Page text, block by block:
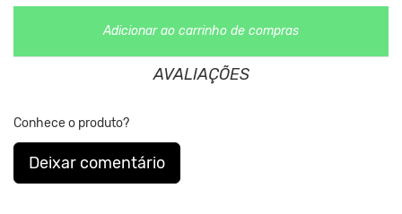
Adicionar ao carrinho de compras
AVALIAÇÕES
Conhece o produto?
Deixar comentário